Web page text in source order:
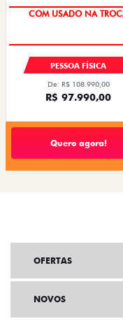
SUPER DESCONTO
PESSOA FÍSICA
De: R$ 108.990,00
R$ 97.990,00
Quero agora!
OFERTAS
NOVOS